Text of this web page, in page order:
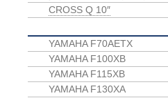
CROSS Q 10″
YAMAHA F70AETX
YAMAHA F100XB
YAMAHA F115XB
YAMAHA F130XA